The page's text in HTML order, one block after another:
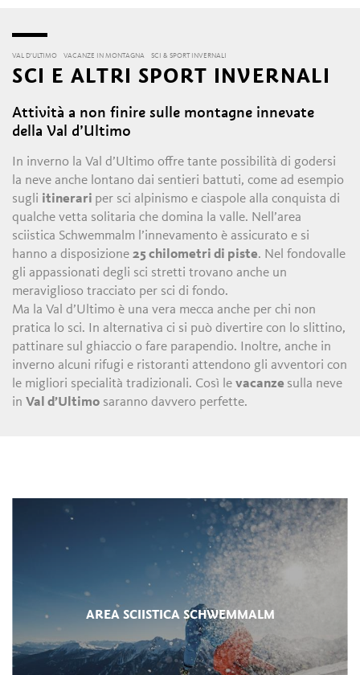
VAL D'ULTIMO VACANZE IN MONTAGNA SCI & SPORT INVERNALI
SCI E ALTRI SPORT INVERNALI
Attività a non finire sulle montagne innevate
della Val d’Ultimo
In inverno la Val d’Ultimo offre tante possibilità di godersi
la neve anche lontano dai sentieri battuti, come ad esempio
sugli itinerari per sci alpinismo e ciaspole alla conquista di
qualche vetta solitaria che domina la valle. Nell’area
sciistica Schwemmalm l’innevamento è assicurato e si
hanno a disposizione25 chilometri di piste. Nel fondovalle
gli appassionati degli sci stretti trovano anche un
meraviglioso tracciato per sci di fondo.
Ma la Val d’Ultimo è una vera mecca anche per chi non
pratica lo sci. In alternativa ci si può divertire con lo slittino,
pattinare sul ghiaccio o fare parapendio. Inoltre, anche in
inverno alcuni rifugi e ristoranti attendono gli avventori con
le migliori specialità tradizionali. Così levacanze sulla neve
inVal d’Ultimo saranno davvero perfette.
AREA SCIISTICA SCHWEMMALM